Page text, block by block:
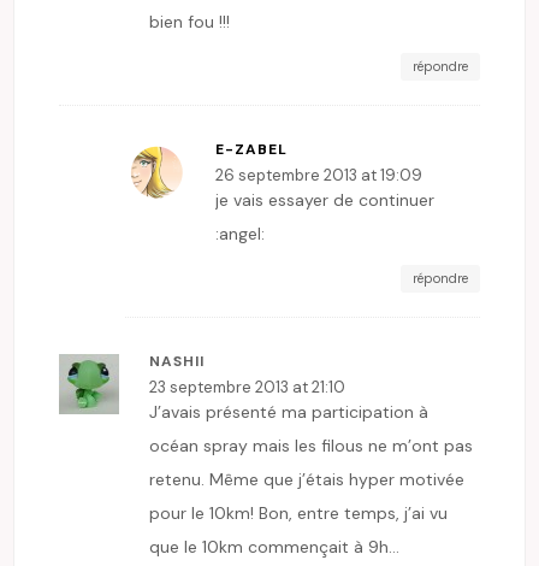
bien fou !!!
répondre
E-ZABEL
26 septembre 2013 at 19:09
je vais essayer de continuer
:angel:
répondre
NASHII
23 septembre 2013 at 21:10
J’avais présenté ma participation à
océan spray mais les filous ne m’ont pas
retenu. Même que j’étais hyper motivée
pour le 10km! Bon, entre temps, j’ai vu
que le 10km commençait à 9h…